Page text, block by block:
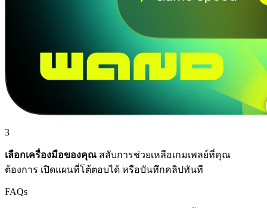
3
เลือกเครื่องมือของคุณ สลับการช่วยเหลือเกมเพลย์ที่คุณ
ต้องการ เปิดแผนที่โต้ตอบได้ หรือบันทึกคลิปทันที
FAQs